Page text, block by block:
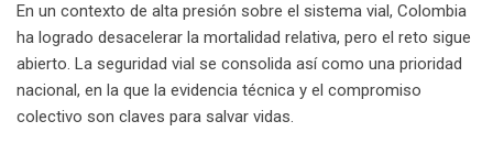
En un contexto de alta presión sobre el sistema vial, Colombia
ha logrado desacelerar la mortalidad relativa, pero el reto sigue
abierto. La seguridad vial se consolida así como una prioridad
nacional, en la que la evidencia técnica y el compromiso
colectivo son claves para salvar vidas.